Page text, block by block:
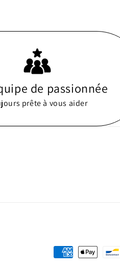
de passionnée
prête à vous aider
Moyens